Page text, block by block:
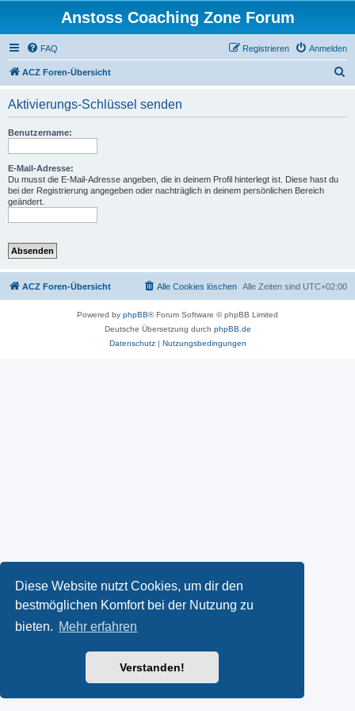
Diese Website nutzt Cookies, um dir den
bestmöglichen Komfort bei der Nutzung zu
bieten. Mehr erfahren
Verstanden!
Anstoss Coaching Zone Forum
FAQ Anmelden
Registrieren
ACZ Foren-Übersicht
Aktivierungs-Schlüssel senden
Benutzername:
E-Mail-Adresse:
Du musst die E-Mail-Adresse angeben, die in deinem Profil hinterlegt ist. Diese hast du
bei der Registrierung angegeben oder nachträglich in deinem persönlichen Bereich
geändert.
ACZ Foren-Übersicht Alle Zeiten sind UTC+02:00
Alle Cookies löschen
Powered by phpBB® Forum Software © phpBB Limited
Deutsche Übersetzung durch phpBB.de
Datenschutz| Nutzungsbedingungen